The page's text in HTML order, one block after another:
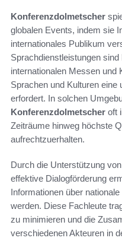
Konferenzdolmetscher
globalen Events, indem sie
internationales Publikum
Sprachdienstleistungen
internationalen Messen und
Sprachen und Kulturen
erfordert. In solchen
Konferenzdolmetscher oft
Zeiträume hinweg höchste
aufrechtzuerhalten.
Durch die Unterstützung
effektive Dialogförderung
Informationen über
werden. Diese Fachleute
zu minimieren und die
verschiedenen Akteuren in